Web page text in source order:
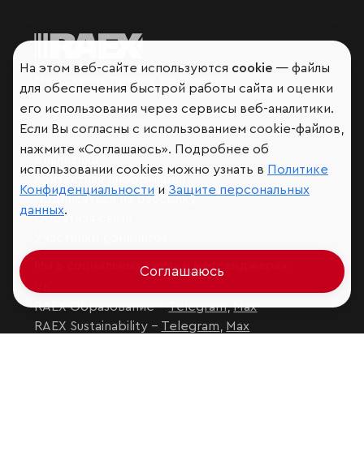
Мир сквозь призму рейтингов
Подписаться на рассылку
Обратная связь
Мы в социальных сетях и мессенджерах
RAEX Образование –Telegram,Max
RAEX Sustainability – Telegram Max
На этом веб-сайте используются cookie — файлы
для обеспечения быстрой работы сайта и оценки
его использования через сервисы веб-аналитики.
Если Вы согласны с использованием cookie-файлов,
нажмите «Соглашаюсь». Подробнее об
использовании cookies можно узнать в Политике
Конфиденциальности и Защите персональных
данных.
Соглашаюсь